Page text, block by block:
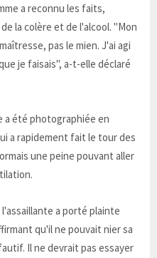
a reconnu les faits,
la colère et de l'alcool. "Mon
pas le mien. J'ai agi
je faisais", a-t-elle déclaré
a été photographiée en
a rapidement fait le tour des
une peine pouvant aller
a porté plainte
qu'il ne pouvait nier sa
Il ne devrait pas essayer